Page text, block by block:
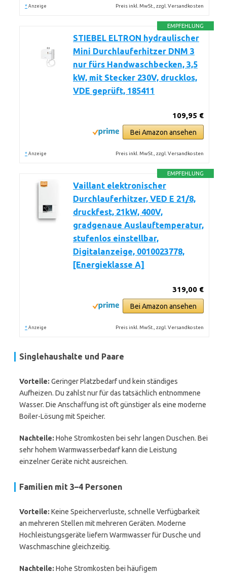
* Anzeige Preis inkl. MwSt., zzgl. Versandkosten
EMPFEHLUNG
STIEBEL ELTRON hydraulischer
Mini Durchlauferhitzer DNM 3
nur fürs Handwaschbecken, 3,5
kW, mit Stecker 230V, drucklos,
VDE geprüft, 185411
109,95 €
Bei Amazon ansehen
* Anzeige Preis inkl. MwSt., zzgl. Versandkosten
EMPFEHLUNG
Vaillant elektronischer
Durchlauferhitzer, VED E 21/8,
druckfest, 21kW, 400V,
gradgenaue Auslauftemperatur,
stufenlos einstellbar,
Digitalanzeige, 0010023778,
[Energieklasse A]
319,00 €
Bei Amazon ansehen
* Anzeige Preis inkl. MwSt., zzgl. Versandkosten
Singlehaushalte und Paare
Vorteile: Geringer Platzbedarf und kein ständiges
Aufheizen. Du zahlst nur für das tatsächlich entnommene
Wasser. Die Anschaffung ist oft günstiger als eine moderne
Boiler-Lösung mit Speicher.
Nachteile: Hohe Stromkosten bei sehr langen Duschen. Bei
sehr hohem Warmwasserbedarf kann die Leistung
einzelner Geräte nicht ausreichen.
Familien mit 3–4 Personen
Vorteile: Keine Speicherverluste, schnelle Verfügbarkeit
an mehreren Stellen mit mehreren Geräten. Moderne
Hochleistungsgeräte liefern Warmwasser für Dusche und
Waschmaschine gleichzeitig.
Nachteile: Hohe Stromkosten bei häufigem